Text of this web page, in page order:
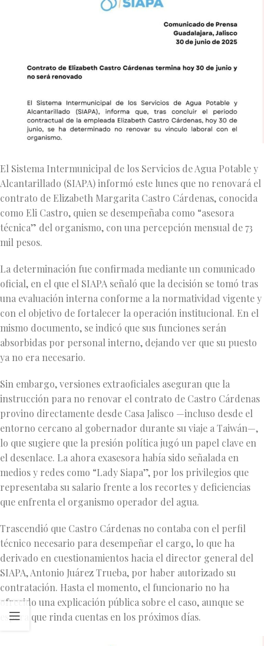
El Sistema Intermunicipal de los Servicios de Agua Potable y
Alcantarillado (SIAPA) informó este lunes que no renovará el
contrato de Elizabeth Margarita Castro Cárdenas, conocida
como Eli Castro, quien se desempeñaba como “asesora
técnica” del organismo, con una percepción mensual de 73
mil pesos.
La determinación fue confirmada mediante un comunicado
oficial, en el que el SIAPA señaló que la decisión se tomó tras
una evaluación interna conforme a la normatividad vigente y
con el objetivo de fortalecer la operación institucional. En el
mismo documento, se indicó que sus funciones serán
absorbidas por personal interno, dejando ver que su puesto
ya no era necesario.
Sin embargo, versiones extraoficiales aseguran que la
instrucción para no renovar el contrato de Castro Cárdenas
provino directamente desde Casa Jalisco —incluso desde el
entorno cercano al gobernador durante su viaje a Taiwán—,
lo que sugiere que la presión política jugó un papel clave en
el desenlace. La ahora exasesora había sido señalada en
medios y redes como “Lady Siapa”, por los privilegios que
representaba su salario frente a los recortes y deficiencias
que enfrenta el organismo operador del agua.
Trascendió que Castro Cárdenas no contaba con el perfil
técnico necesario para desempeñar el cargo, lo que ha
derivado en cuestionamientos hacia el director general del
SIAPA, Antonio Juárez Trueba, por haber autorizado su
contratación. Hasta el momento, el funcionario no ha
ofrecido una explicación pública sobre el caso, aunque se
espera que rinda cuentas en los próximos días.